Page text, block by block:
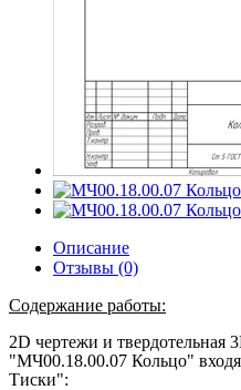
Описание
Отзывы (0)
Содержание работы:
2D чертежи и твердотельная
"МЧ00.18.00.07 Кольцо"
Тиски":